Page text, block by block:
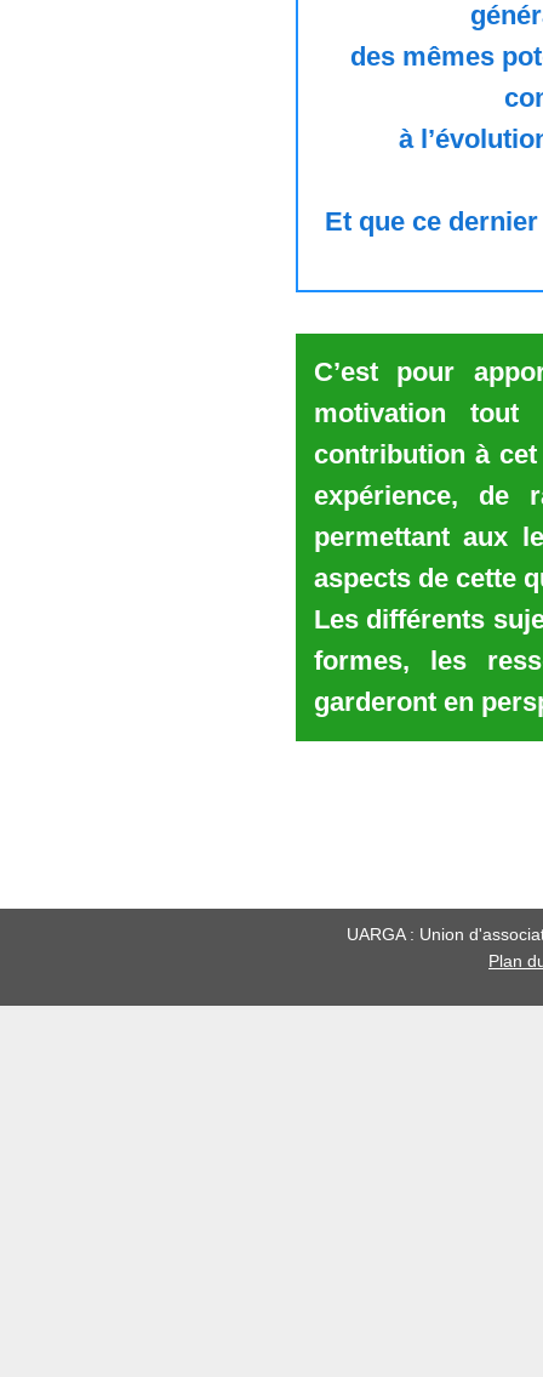
des mêmes
à
Et que ce
C’est pour
motivation
contribution à
expérience, de
permettant aux
aspects de cette
Les différents
formes, les
garderont en
UARGA : Union
Plan